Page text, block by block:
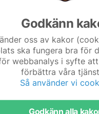
Godkänn
oss av kakor
ska fungera bra för
webbanalys i syfte
förbättra våra
Så använder vi
Godkänn alla